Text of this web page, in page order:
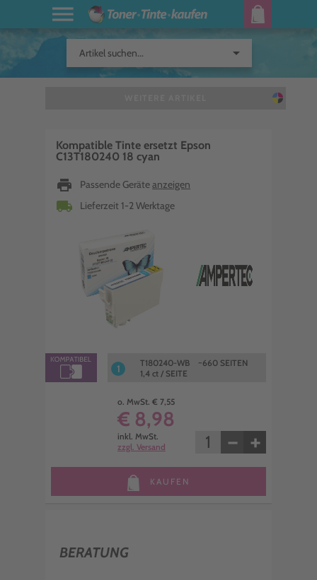
Artikel suchen... arrow_drop_down
Kompatible Tinte ersetzt Epson
C13T180240 18 cyan
print Passende Geräteanzeigen
local_shipping Lieferzeit 1-2 Werktage
1
T180240-WB ~660 SEITEN
1,4 ct / SEITE
o. MwSt. € 7,55
€ 8,98
inkl. MwSt.
zzgl. Versand
− +
KAUFEN
BERATUNG